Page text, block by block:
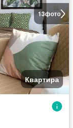
13фото
Квартира